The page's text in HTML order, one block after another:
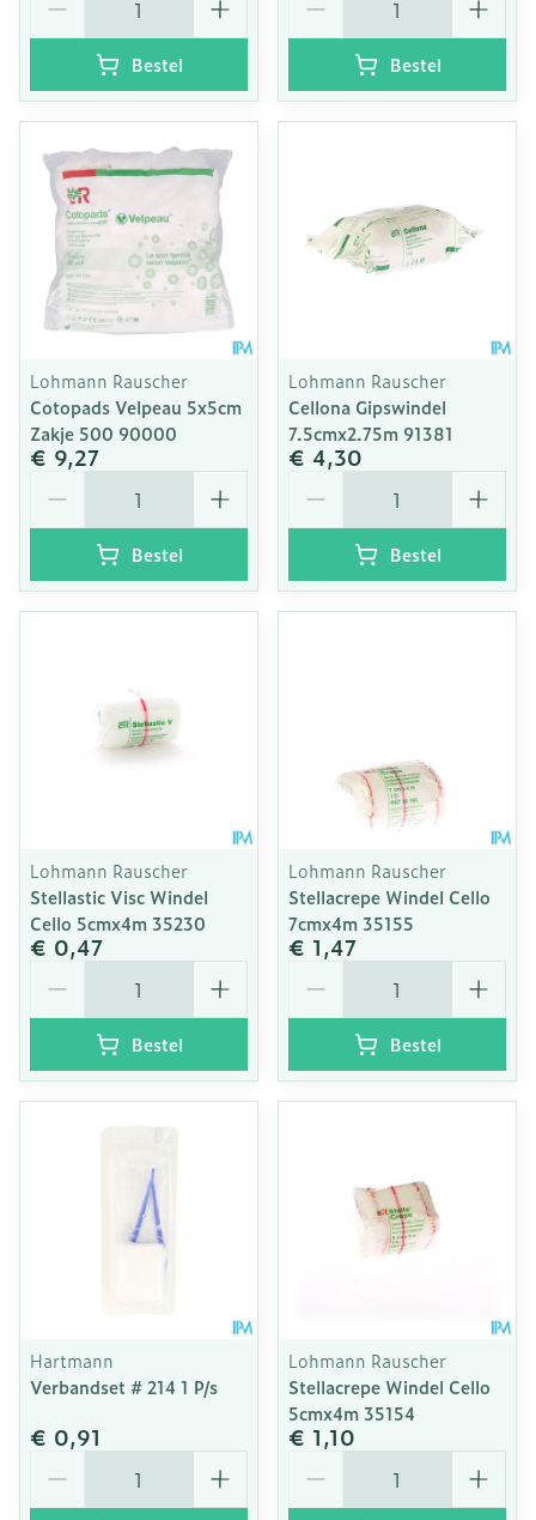
Bestel Bestel
Lohmann Rauscher
Cotopads Velpeau 5x5cm
Zakje 500 90000
€ 9,27
Bestel
Lohmann Rauscher
Cellona Gipswindel
7.5cmx2.75m 91381
€ 4,30
Bestel
Lohmann Rauscher
Stellastic Visc Windel
Cello 5cmx4m 35230
€ 0,47
Bestel
Lohmann Rauscher
Stellacrepe Windel Cello
7cmx4m 35155
€ 1,47
Bestel
Hartmann
Verbandset # 214 1 P/s
€ 0,91
Lohmann Rauscher
Stellacrepe Windel Cello
5cmx4m 35154
€ 1,10